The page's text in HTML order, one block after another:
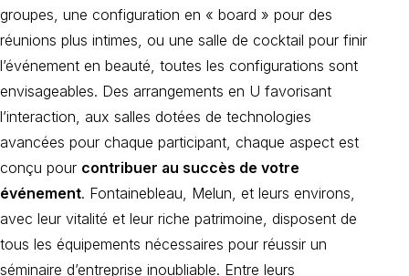
groupes, une configuration en « board » pour des
réunions plus intimes, ou une salle de cocktail pour finir
l’événement en beauté, toutes les configurations sont
envisageables. Des arrangements en U favorisant
l’interaction, aux salles dotées de technologies
avancées pour chaque participant, chaque aspect est
conçu pour contribuer au succès de votre
événement. Fontainebleau, Melun, et leurs environs,
avec leur vitalité et leur riche patrimoine, disposent de
tous les équipements nécessaires pour réussir un
séminaire d’entreprise inoubliable. Entre leurs